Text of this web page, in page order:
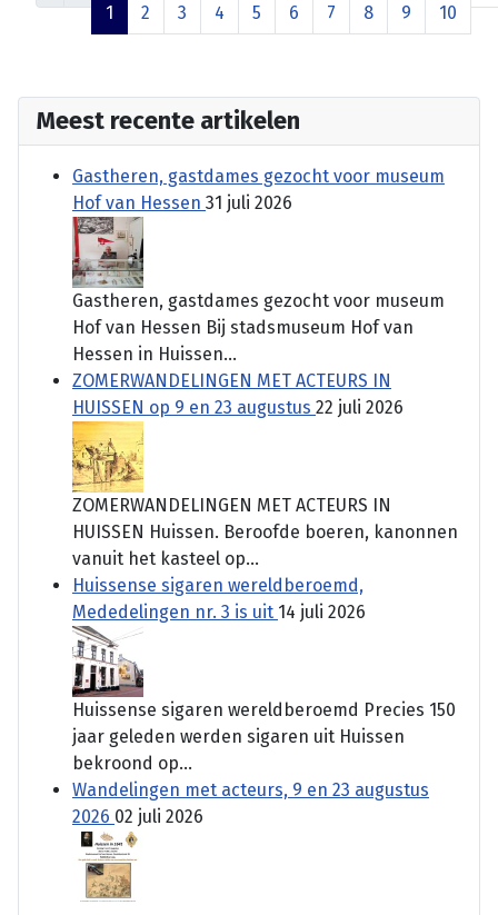
1 2 3 4 5 6 7 8 9 10
Meest recente artikelen
Gastheren, gastdames gezocht voor museum
Hof van Hessen 31 juli 2026
Gastheren, gastdames gezocht voor museum
Hof van Hessen Bij stadsmuseum Hof van
Hessen in Huissen...
ZOMERWANDELINGEN MET ACTEURS IN
HUISSEN op 9 en 23 augustus 22 juli 2026
ZOMERWANDELINGEN MET ACTEURS IN
HUISSEN Huissen. Beroofde boeren, kanonnen
vanuit het kasteel op...
Huissense sigaren wereldberoemd,
Mededelingen nr. 3 is uit 14 juli 2026
Huissense sigaren wereldberoemd Precies 150
jaar geleden werden sigaren uit Huissen
bekroond op...
Wandelingen met acteurs, 9 en 23 augustus
2026 02 juli 2026